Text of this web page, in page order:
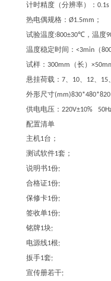
计时精度（分辨率）： 0.1s
热电偶规格： Ø1.5mm ；
试验温度:800±30℃ ，温度
温度稳定时间： <3min （
试样： 300mm （长）
悬挂荷载： 7、 10、 12、 15
外形尺寸(mm)830*480*820
供电电压： 220V±10%
配置清单
主机1台；
测试软件1套；
说明书1份;
合格证1份;
保修卡1份;
签收单1份;
铭牌1块;
电源线1根;
扳手1套;
宣传册若干;